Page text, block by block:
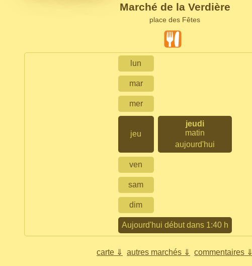
Marché de la Verdière
place des Fêtes
lun
mar
mer
jeu
jeudi
matin
aujourd'hui
ven
sam
dim
Aujourd'hui début dans 1:40 h
carte ⇓ autres marchés ⇓ commentaires ⇓